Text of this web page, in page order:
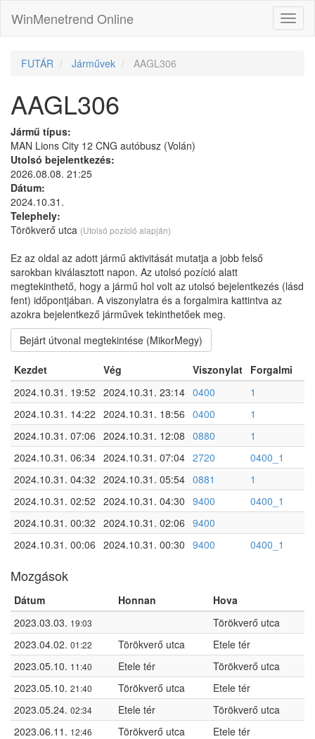
WinMenetrend Online
FUTÁR Járművek AAGL306
AAGL306
Jármű típus:
MAN Lions City 12 CNG autóbusz (Volán)
Utolsó bejelentkezés:
2026.08.08. 21:25
Dátum:
2024.10.31.
Telephely:
Törökverő utca (Utolsó pozíció alapján)
Ez az oldal az adott jármű aktivitását mutatja a jobb felső
sarokban kiválasztott napon. Az utolsó pozíció alatt
megtekinthető, hogy a jármű hol volt az utolsó bejelentkezés (lásd
fent) időpontjában. A viszonylatra és a forgalmira kattintva az
azokra bejelentkező járművek tekinthetőek meg.
Bejárt útvonal megtekintése (MikorMegy)
Kezdet Vég Viszonylat Forgalmi
2024.10.31. 19:52 2024.10.31. 23:14 0400
1
2024.10.31. 14:22 2024.10.31. 18:56 0400
1
2024.10.31. 07:06 2024.10.31. 12:08 0880
1
2024.10.31. 06:34 2024.10.31. 07:04 2720
0400_1
2024.10.31. 04:32 2024.10.31. 05:54 0881
1
2024.10.31. 02:52 2024.10.31. 04:30 9400
0400_1
2024.10.31. 00:32 2024.10.31. 02:06 9400
2024.10.31. 00:06 2024.10.31. 00:30 9400 0400_1
Mozgások
Dátum Honnan
Hova
2023.03.03. 19:03
Törökverő utca
2023.04.02. 01:22 Törökverő utca
Etele tér
2023.05.10. 11:40 Etele tér
Törökverő utca
2023.05.10. 21:40 Törökverő utca
Etele tér
2023.05.24. 02:34 Etele tér
Törökverő utca
2023.06.11. 12:46 Törökverő utca
Etele tér